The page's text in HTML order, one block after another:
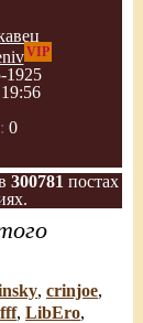
VIP
1925
0
300781 постах
, crinjoe,
, LibEro,